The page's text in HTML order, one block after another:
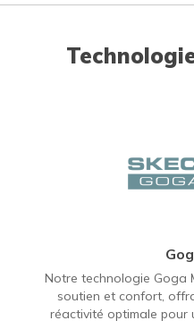
Notre technologie Goga
soutien et confort,
réactivité optimale pour